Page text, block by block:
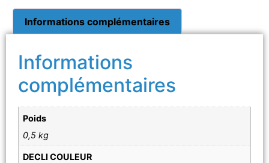
Informations complémentaires
Informations
complémentaires
Poids
0,5 kg
DECLI COULEUR